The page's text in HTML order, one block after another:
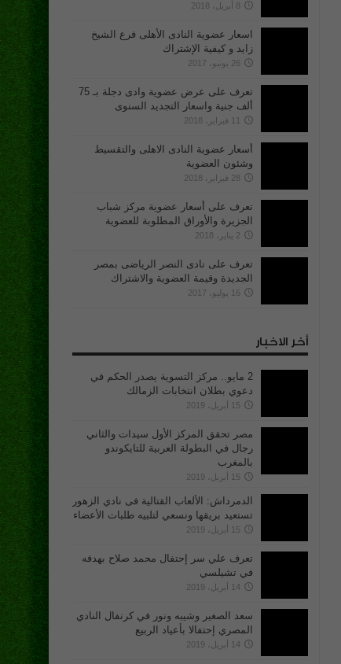
8 أبريل، 2018
اسعار عضوية النادى الأهلى فرع الشيخ
زايد و كيفية الإشتراك
26 يونيو، 2017
تعرف على عرض عضوية وادى دجلة بـ 75
ألف جنية واسعار التجديد السنوى
11 فبراير، 2018
أسعار عضوية النادى الاهلى والتقسيط
وشئون العضوية
28 فبراير، 2018
تعرف على أسعار عضوية مركز شباب
الجزيرة والأوراق المطلوبة للعضوية
2 يناير، 2018
تعرف على نادى النصر الرياضى بمصر
الجديدة وقيمة العضوية والاشتراك
16 يوليو، 2017
أخر الاخبار
2 مايو.. مركز التسوية يصدر الحكم في
دعوي بطلان انتخابات الزمالك
15 أبريل، 2019
مصر تحقق المركز الأول سيدات والثاني
رجال في البطولة العربية للتايكوندو
بالمغرب
15 أبريل، 2019
الدمرداش: الألعاب القتالية فى نادي الزهور
تستعيد بريقها ونسعي لتلبيه طلبات الأعضاء
15 أبريل، 2019
تعرف علي سر إحتفال محمد صلاح بهدفه
في تشيلسي
14 أبريل، 2019
سعد الصغير وشيبه ونور في كرنفال النادي
المصري إحتفالا بأعياد الربيع
14 أبريل، 2019